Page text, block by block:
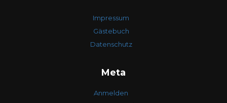
Impressum
Gästebuch
Datenschutz
Meta
Anmelden